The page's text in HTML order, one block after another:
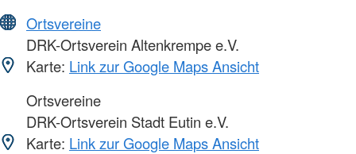
Ortsvereine
DRK-Ortsverein Altenkrempe e.V.
Karte: Link zur Google Maps Ansicht
Ortsvereine
DRK-Ortsverein Stadt Eutin e.V.
Karte: Link zur Google Maps Ansicht